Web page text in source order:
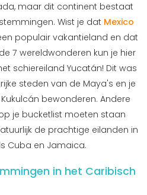
maar dit continent bestaat
Wist je dat Mexico
populair vakantieland en dat
7 wereldwonderen kun je hier
schiereiland Yucatán! Dit was
steden van de Maya's en je
bewonderen. Andere
je bucketlist moeten staan
de prachtige eilanden in
Cuba en Jamaica.
in het Caribisch